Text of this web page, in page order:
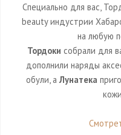
Специально для вас,
beauty индустрии
на любую
Тордоки собрали для
дополнили наряды
обули, а Лунатека